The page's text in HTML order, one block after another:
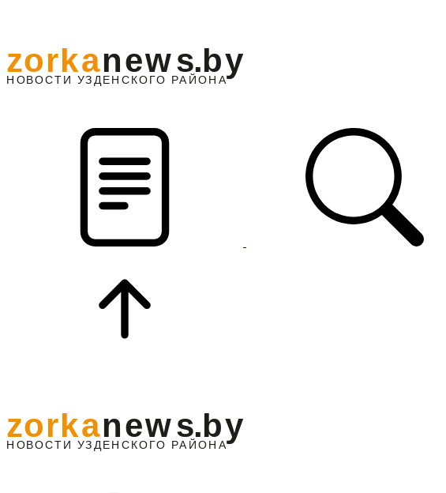
НО ВОСТИ УЗДЕНС КО ГО РАЙОНА
zorkanews.by